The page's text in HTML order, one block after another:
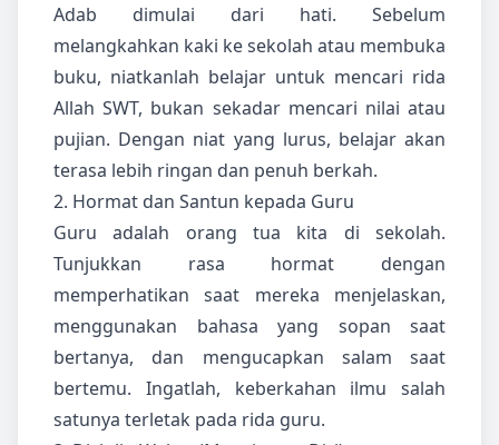
Adab dimulai dari hati. Sebelum
melangkahkan kaki ke sekolah atau membuka
buku, niatkanlah belajar untuk mencari rida
Allah SWT, bukan sekadar mencari nilai atau
pujian. Dengan niat yang lurus, belajar akan
terasa lebih ringan dan penuh berkah.
2. Hormat dan Santun kepada Guru
Guru adalah orang tua kita di sekolah.
Tunjukkan rasa hormat dengan
memperhatikan saat mereka menjelaskan,
menggunakan bahasa yang sopan saat
bertanya, dan mengucapkan salam saat
bertemu. Ingatlah, keberkahan ilmu salah
satunya terletak pada rida guru.